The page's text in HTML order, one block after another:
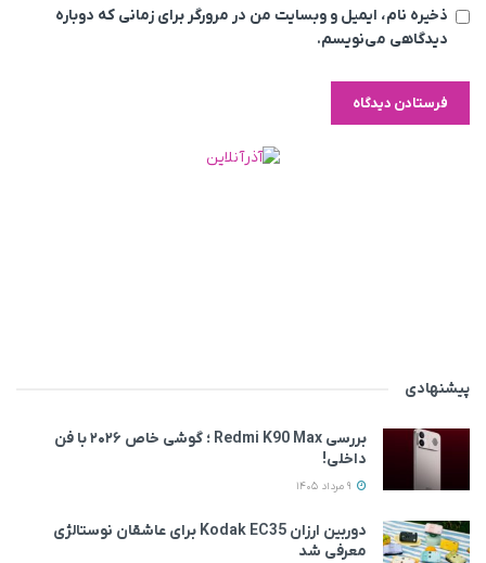
ذخیره نام، ایمیل و وبسایت من در مرورگر برای زمانی که دوباره
دیدگاهی می‌نویسم.
پیشنهادی
بررسی Redmi K90 Max ؛ گوشی خاص‌ ۲۰۲۶ با فن
داخلی!
دوربین ارزان Kodak EC35 برای عاشقان نوستالژی
معرفی شد